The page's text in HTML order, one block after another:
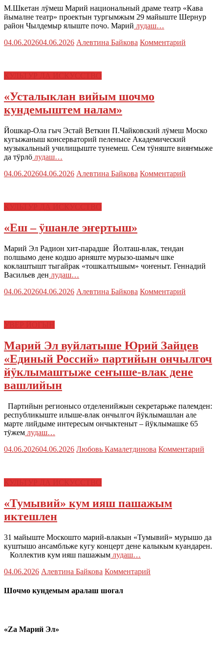
М.Шкетан лӱмеш Марий национальный драме театр «Кава
йымалне театр» проектын тургымжым 29 майыште Шернур
район Чылдемыр ялыште почо. Марий лудаш…
04.06.202604.06.2026 Алевтина Байкова Комментарий
«Усталыклан вийым шочмо
кундемыштем налам»
Йошкар-Ола гыч Эстай Веткин П.Чайковский лӱмеш Моско
кугыжаныш консерваторий пеленысе Академический
музыкальный училищыште тунемеш. Сем тӱняште вияҥмыже
да тӱрлӧ лудаш…
04.06.202604.06.2026 Алевтина Байкова Комментарий
«Еш – ӱшанле эҥертыш»
Марий Эл Радион хит-парадше Йолташ-влак, тендан
полшымо дене кодшо арняште мурызо-шамыч шке
коклаштышт тыгайрак «тошкалтышым» чоҥеныт. Геннадий
Васильев ден лудаш…
04.06.202604.06.2026 Алевтина Байкова Комментарий
Марий Эл вуйлатыше Юрий Зайцев
«Единый Россий» партийын ончылгоч
йӱклымаштыже сеҥыше-влак дене
вашлийын
Партийын регионысо отделенийжын секретарьже палемден:
республикыште илыше-влак ончылгоч йӱклымашлан але
марте лийдыме интересым ончыктеныт – йӱклымашке 65
тӱжем лудаш…
04.06.202604.06.2026 Любовь Камалетдинова Комментарий
«Тумывий» кум ияш пашажым
иктешлен
31 майыште Москошто марий-влакын «Тумывий» мурышо да
куштышо ансамбльже кугу концерт дене калыкым куандарен.
Коллектив кум ияш пашажым лудаш…
04.06.2026 Алевтина Байкова Комментарий
Шочмо кундемым аралаш шогал
«Zа Марий Эл»